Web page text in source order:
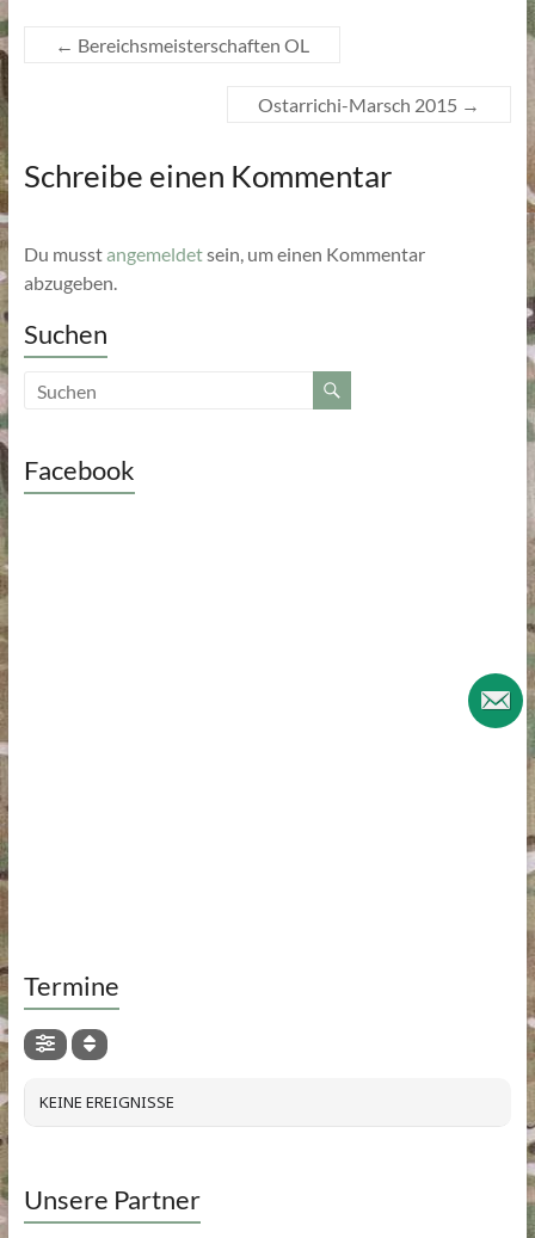
← Bereichsmeisterschaften OL
Ostarrichi-Marsch 2015 →
Schreibe einen Kommentar
Du musstangemeldetsein, um einen Kommentar
abzugeben.
Suchen
Facebook
Termine
KEINE EREIGNISSE
Unsere Partner